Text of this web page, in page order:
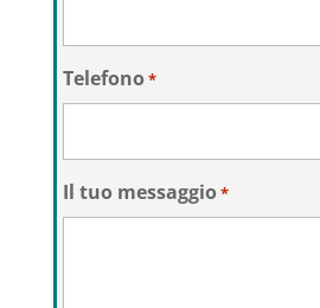
Telefono*
Il tuo messaggio*